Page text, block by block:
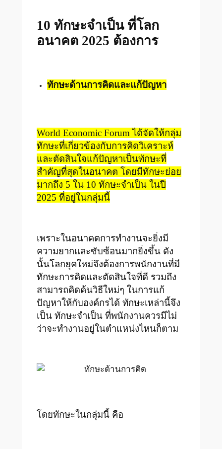
10 ทักษะจำเป็น ที่โลก
อนาคต 2025 ต้องการ
ทักษะด้านการคิดและแก้ปัญหา
World Economic Forum ได้จัดให้กลุ่ม
ทักษะที่เกี่ยวข้องกับการคิดวิเคราะห์
และตัดสินใจแก้ปัญหาเป็นทักษะที่
สำคัญที่สุดในอนาคต โดยมีทักษะย่อย
มากถึง 5 ใน 10 ทักษะจำเป็น ในปี
2025 ที่อยู่ในกลุ่มนี้
เพราะในอนาคตการทำงานจะยิ่งมี
ความยากและซับซ้อนมากยิ่งขึ้น ดัง
นั้นโลกยุคใหม่จึงต้องการพนักงานที่มี
ทักษะการคิดและตัดสินใจที่ดี รวมถึง
สามารถคิดค้นวิธีใหม่ๆ ในการแก้
ปัญหาให้กับองค์กรได้ ทักษะเหล่านี้จึง
เป็น ทักษะจำเป็น ที่พนักงานควรมีไม่
ว่าจะทำงานอยู่ในตำแหน่งไหนก็ตาม
โดยทักษะในกลุ่มนี้ คือ